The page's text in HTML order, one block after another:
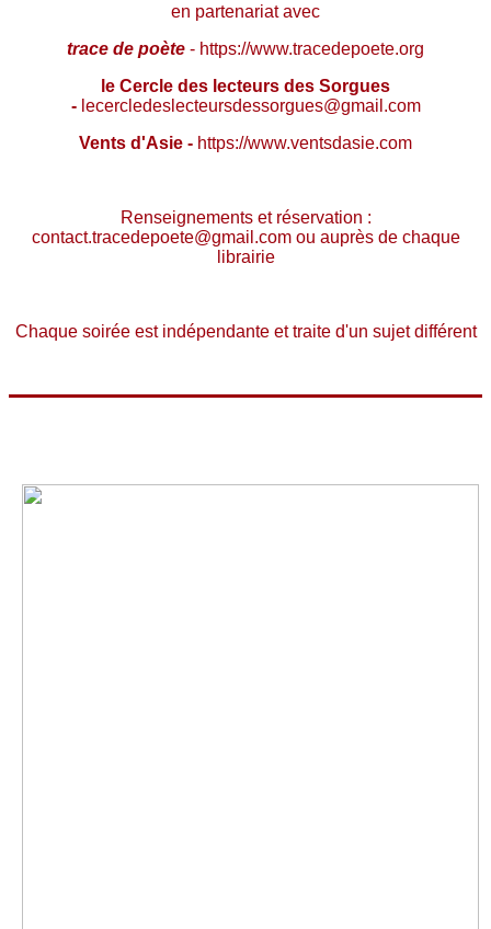
en partenariat avec
trace de poète - https://www.tracedepoete.org
le Cercle des lecteurs des Sorgues
- lecercledeslecteursdessorgues@gmail.com
Vents d'Asie - https://www.ventsdasie.com
Renseignements et réservation :
contact.tracedepoete@gmail.com ou auprès de chaque
librairie
Chaque soirée est indépendante et traite d'un sujet différent